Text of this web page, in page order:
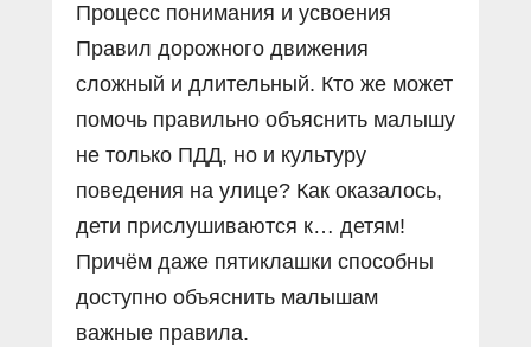
Процесс понимания и усвоения
Правил дорожного движения
сложный и длительный. Кто же может
помочь правильно объяснить малышу
не только ПДД, но и культуру
поведения на улице? Как оказалось,
дети прислушиваются к… детям!
Причём даже пятиклашки способны
доступно объяснить малышам
важные правила.